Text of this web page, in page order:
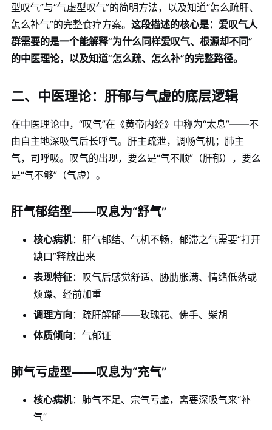
型叹气”与“气虚型叹气”的简明方法，以及知道“怎么疏肝、
怎么补气”的完整食疗方案。 这段描述的核心是：爱叹气人
群需要的是一个能解释“为什么同样爱叹气、根源却不同”
的中医理论，以及知道“怎么疏、怎么补”的完整路径。
二、中医理论：肝郁与气虚的底层逻辑
在中医理论中，“叹气”在《黄帝内经》中称为“太息”——不
由自主地深吸气后长呼气。肝主疏泄，调畅气机；肺主
气，司呼吸。叹气的出现，要么是“气不顺”（肝郁），要么
是“气不够”（气虚）。
肝气郁结型——叹息为“舒气”
核心病机：肝气郁结、气机不畅，郁滞之气需要“打开
缺口”释放出来
表现特征：叹气后感觉舒适、胁肋胀满、情绪低落或
烦躁、经前加重
调理方向：疏肝解郁——玫瑰花、佛手、柴胡
体质倾向：气郁证
肺气亏虚型——叹息为“充气”
核心病机：肺气不足、宗气亏虚，需要深吸气来“补
气”